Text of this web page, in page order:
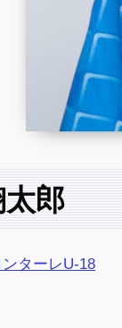
郎
ンターレU-18